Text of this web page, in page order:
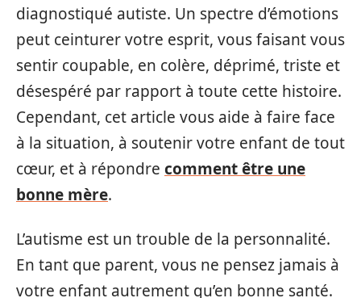
diagnostiqué autiste. Un spectre d’émotions
peut ceinturer votre esprit, vous faisant vous
sentir coupable, en colère, déprimé, triste et
désespéré par rapport à toute cette histoire.
Cependant, cet article vous aide à faire face
à la situation, à soutenir votre enfant de tout
cœur, et à répondre comment être une
bonne mère.
L’autisme est un trouble de la personnalité.
En tant que parent, vous ne pensez jamais à
votre enfant autrement qu’en bonne santé.